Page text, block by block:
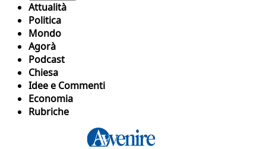
Attualità
Politica
Mondo
Agorà
Podcast
Chiesa
Idee e Commenti
Economia
Rubriche